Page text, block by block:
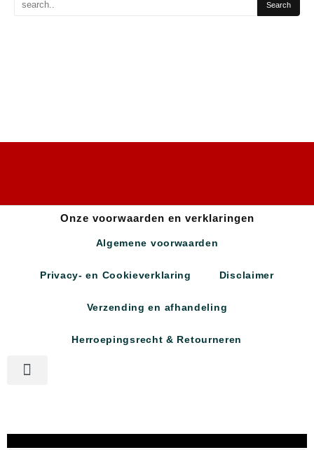
Onze voorwaarden en verklaringen
Algemene voorwaarden
Privacy- en Cookieverklaring Disclaimer
Verzending en afhandeling
Herroepingsrecht & Retourneren